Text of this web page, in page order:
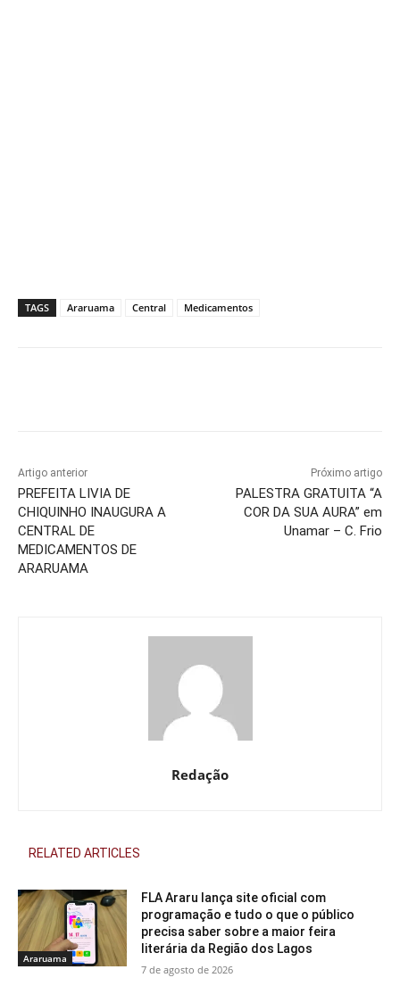
TAGS Araruama Central Medicamentos
Artigo anterior
PREFEITA LIVIA DE
CHIQUINHO INAUGURA A
CENTRAL DE
MEDICAMENTOS DE
ARARUAMA
Próximo artigo
PALESTRA GRATUITA “A
COR DA SUA AURA” em
Unamar – C. Frio
Redação
RELATED ARTICLES
Araruama
FLA Araru lança site oficial com
programação e tudo o que o público
precisa saber sobre a maior feira
literária da Região dos Lagos
7 de agosto de 2026